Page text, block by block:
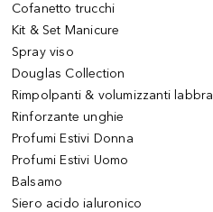
Cofanetto trucchi
Kit & Set Manicure
Spray viso
Douglas Collection
Rimpolpanti & volumizzanti labbra
Rinforzante unghie
Profumi Estivi Donna
Profumi Estivi Uomo
Balsamo
Siero acido ialuronico